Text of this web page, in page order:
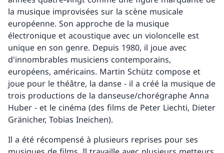
la musique improvisées sur la scène musicale
européenne. Son approche de la musique
électronique et acoustique avec un violoncelle est
unique en son genre. Depuis 1980, il joue avec
d'innombrables musiciens contemporains,
européens, américains. Martin Schütz compose et
joue pour le théâtre, la danse - il a créé la musique de
trois productions de la danseuse/chorégraphe Anna
Huber - et le cinéma (des films de Peter Liechti, Dieter
Gränicher, Tobias Ineichen).
Il a été récompensé à plusieurs reprises pour ses